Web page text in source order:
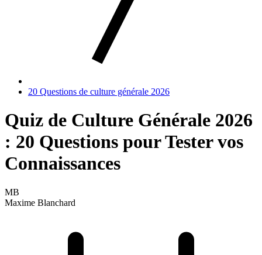
20 Questions de culture générale 2026
Quiz de Culture Générale 2026
: 20 Questions pour Tester vos
Connaissances
MB
Maxime Blanchard